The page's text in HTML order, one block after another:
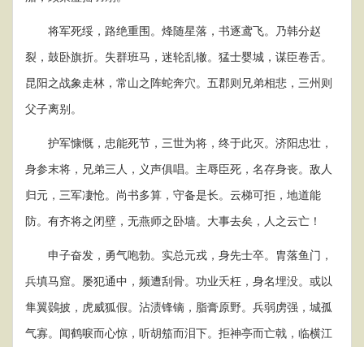
将军死绥，路绝重围。烽随星落，书逐鸢飞。乃韩分赵
裂，鼓卧旗折。失群班马，迷轮乱辙。猛士婴城，谋臣卷舌。
昆阳之战象走林，常山之阵蛇奔穴。五郡则兄弟相悲，三州则
父子离别。
护军慷慨，忠能死节，三世为将，终于此灭。济阳忠壮，
身参末将，兄弟三人，义声俱唱。主辱臣死，名存身丧。敌人
归元，三军凄怆。尚书多算，守备是长。云梯可拒，地道能
防。有齐将之闭壁，无燕师之卧墙。大事去矣，人之云亡！
申子奋发，勇气咆勃。实总元戎，身先士卒。胄落鱼门，
兵填马窟。屡犯通中，频遭刮骨。功业夭枉，身名埋没。或以
隼翼鷃披，虎威狐假。沾渍锋镝，脂膏原野。兵弱虏强，城孤
气寡。闻鹤唳而心惊，听胡笳而泪下。拒神亭而亡戟，临横江